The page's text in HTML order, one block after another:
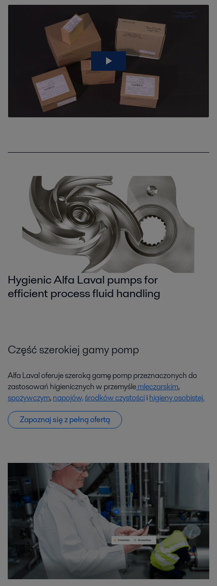
Hygienic Alfa Laval pumps for
efficient process fluid handling
Część szerokiej gamy pomp
Alfa Laval oferuje szeroką gamę pomp przeznaczonych do
zastosowań higienicznych w przemyślemleczarskim,
spożywczym,napojów,środków czystościihigieny osobistej.
Zapoznaj się z pełną ofertą